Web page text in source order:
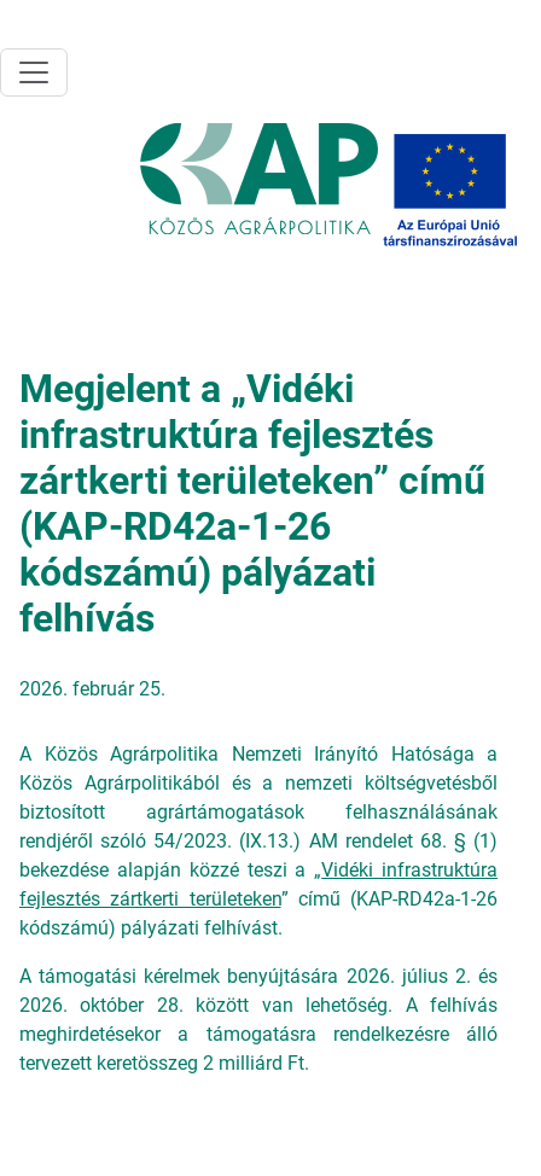
Megjelent a „Vidéki
infrastruktúra fejlesztés
zártkerti területeken” című
(KAP-RD42a-1-26
kódszámú) pályázati
felhívás
2026. február 25.
A Közös Agrárpolitika Nemzeti Irányító Hatósága a
Közös Agrárpolitikából és a nemzeti költségvetésből
biztosított agrártámogatások felhasználásának
rendjéről szóló 54/2023. (IX.13.) AM rendelet 68. § (1)
bekezdése alapján közzé teszi a „Vidéki infrastruktúra
fejlesztés zártkerti területeken” című (KAP-RD42a-1-26
kódszámú) pályázati felhívást.
A támogatási kérelmek benyújtására 2026. július 2. és
2026. október 28. között van lehetőség. A felhívás
meghirdetésekor a támogatásra rendelkezésre álló
tervezett keretösszeg 2 milliárd Ft.